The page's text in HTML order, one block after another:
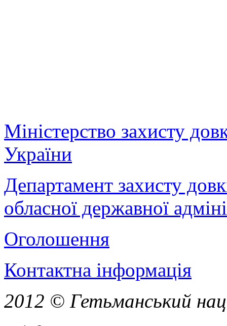
Міністерство захисту
України
Департамент захисту
обласної державної
Оголошення
Контактна інформація
2012 © Гетьманський